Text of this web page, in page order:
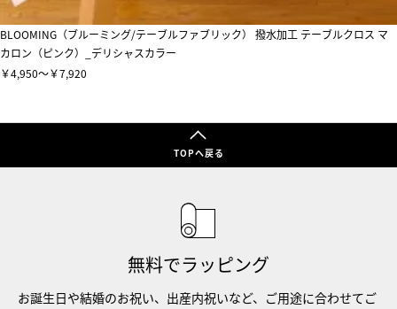
BLOOMING（ブルーミング/テーブルファブリック） 撥水加工 テーブルクロス マ
カロン（ピンク）_デリシャスカラー
￥4,950～￥7,920
TOPへ戻る
無料でラッピング
お誕生日や結婚のお祝い、出産内祝いなど、ご用途に合わせてご